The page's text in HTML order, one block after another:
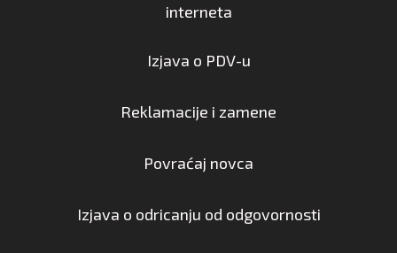
interneta
Izjava o PDV-u
Reklamacije i zamene
Povraćaj novca
Izjava o odricanju od odgovornosti